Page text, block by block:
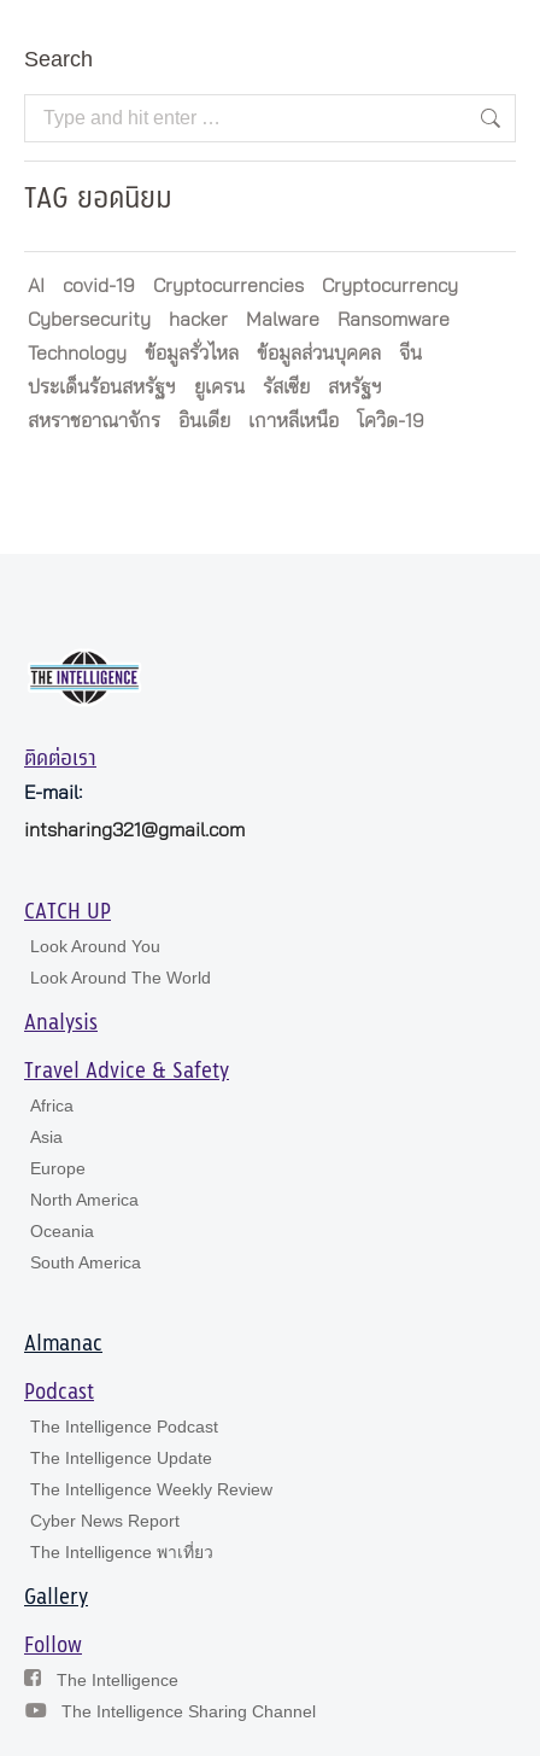
Search
Search:
TAG ยอดนิยม
AI covid-19 Cryptocurrencies
Cryptocurrency
Cybersecurity
hacker Malware
Ransomware
Technology
ข้อมูลรั่วไหล ข้อมูลส่วนบุคคล
จีน
ประเด็นร้อนสหรัฐฯ
ยูเครน รัสเซีย
สหรัฐฯ
สหราชอาณาจักร
อินเดีย เกาหลีเหนือ โควิด-19
ติดต่อเรา
E-mail:
intsharing321@gmail.com
CATCH UP
Look Around You
Look Around The World
Analysis
Travel Advice & Safety
Africa
Asia
Europe
North America
Oceania
South America
Almanac
Podcast
The Intelligence Podcast
The Intelligence Update
The Intelligence Weekly Review
Cyber News Report
The Intelligence พาเที่ยว
Gallery
Follow
The Intelligence
The Intelligence Sharing Channel